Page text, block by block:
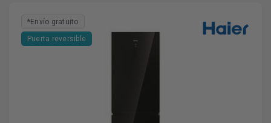
*Envío gratuito
Puerta reversible